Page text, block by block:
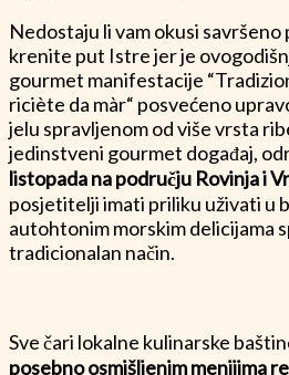
Nedostaju li vam okusi
krenite put Istre jer je
gourmet manifestacije
riciète da màr“ posvećeno
jelu spravljenom od više vrsta
jedinstveni gourmet događaj,
listopada na području Rovinja i
posjetitelji imati priliku uživati u
autohtonim morskim delicijama
tradicionalan način.
Sve čari lokalne kulinarske
posebno osmišljenim menijima